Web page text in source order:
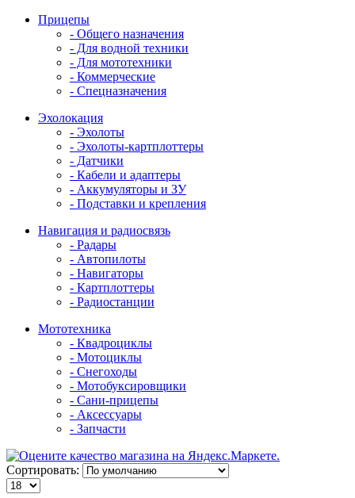
Прицепы
- Общего назначения
- Для водной техники
- Для мототехники
- Коммерческие
- Спецназначения
Эхолокация
- Эхолоты
- Эхолоты-картплоттеры
- Датчики
- Кабели и адаптеры
- Аккумуляторы и ЗУ
- Подставки и крепления
Навигация и радиосвязь
- Радары
- Автопилоты
- Навигаторы
- Картплоттеры
- Радиостанции
Мототехника
- Квадроциклы
- Мотоциклы
- Снегоходы
- Мотобуксировщики
- Сани-прицепы
- Аксессуары
- Запчасти
Сортировать: